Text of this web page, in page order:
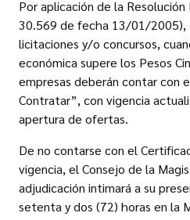
Por aplicación de la
30.569 de fecha 13/01/2005),
licitaciones y/o concursos,
económica supere los Pesos
empresas deberán contar con
Contratar”, con vigencia
apertura de ofertas.
De no contarse con el
vigencia, el Consejo de la
adjudicación intimará a su
setenta y dos (72) horas en la